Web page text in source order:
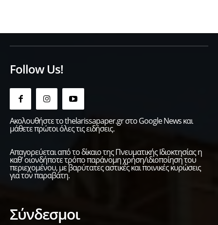
Follow Us!
Ακολουθήστε το thelarissapaper.gr στο Google News και
μάθετε πρώτοι όλες τις ειδήσεις.
Απαγορεύεται από το δίκαιο της Πνευματικής Ιδιοκτησίας η
καθ' οιονδήποτε τρόπο παράνομη χρήση/ιδιοποίηση του
περιεχομένου, με βαρύτατες αστικές και ποινικές κυρώσεις
για τον παραβάτη.
Σύνδεσμοι